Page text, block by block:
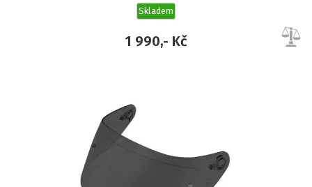
Skladem
1 990,- Kč